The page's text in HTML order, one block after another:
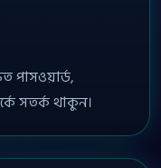
পাসওয়ার্ড,
সতর্ক থাকুন।